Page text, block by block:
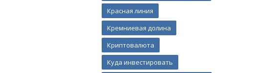
Красная линия
Кремниевая долина
Криптовалюта
Куда инвестировать